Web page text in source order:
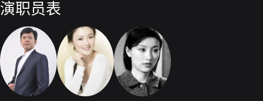
演职员表